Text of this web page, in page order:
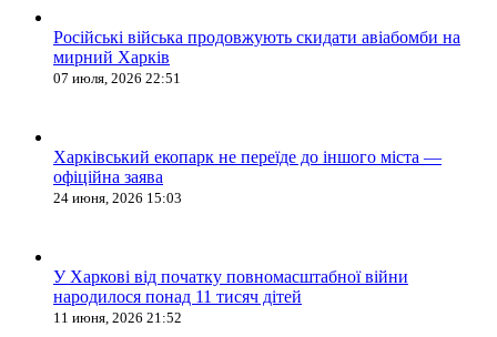
Російські війська продовжують скидати авіабомби на
мирний Харків
07 июля, 2026 22:51
Харківський екопарк не переїде до іншого міста —
офіційна заява
24 июня, 2026 15:03
У Харкові від початку повномасштабної війни
народилося понад 11 тисяч дітей
11 июня, 2026 21:52